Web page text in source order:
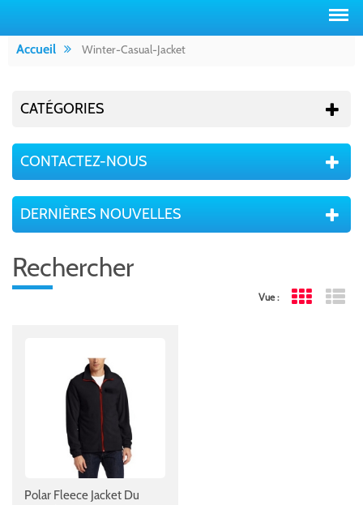
Accueil Winter-Casual-Jacket
CATÉGORIES
CONTACTEZ-NOUS
DERNIÈRES NOUVELLES
Rechercher
Vue : Grid View
Polar Fleece Jacket Du